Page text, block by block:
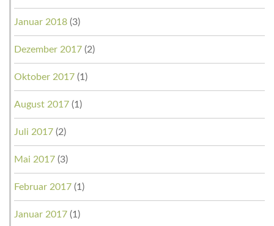
Januar 2018 (3)
Dezember 2017 (2)
Oktober 2017 (1)
August 2017 (1)
Juli 2017 (2)
Mai 2017 (3)
Februar 2017 (1)
Januar 2017 (1)